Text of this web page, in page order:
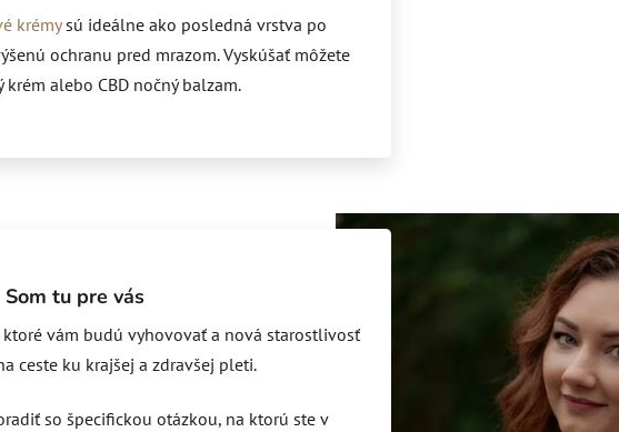
krémy sú ideálne ako posledná vrstva po
ochranu pred mrazom. Vyskúšať môžete
krém alebo CBD nočný balzam.
Som tu pre vás
ktoré vám budú vyhovovať a nová starostlivosť
ceste ku krajšej a zdravšej pleti.
so špecifickou otázkou, na ktorú ste v